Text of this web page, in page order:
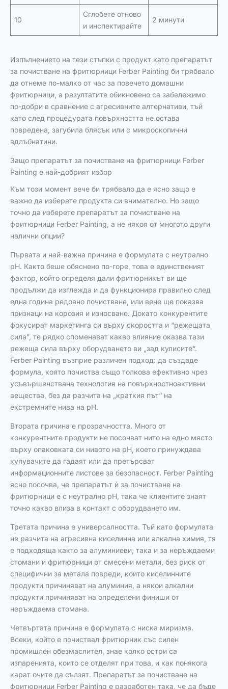
10
Сглобете отново
и инспектирайте
2 минути
Изпълнението на тези стъпки с продукт като препаратът
за почистване на фритюрници Ferber Painting би трябвало
да отнеме по-малко от час за повечето домашни
фритюрници, а резултатите обикновено са забележимо
по-добри в сравнение с агресивните алтернативи, тъй
като след процедурата повърхността не остава
повредена, загубила блясък или с микроскопични
вдлъбнатини.
Защо препаратът за почистване на фритюрници Ferber
Painting е най-добрият избор
Към този момент вече би трябвало да е ясно защо е
важно да изберете продукта си внимателно. Но защо
точно да изберете препаратът за почистване на
фритюрници Ferber Painting, а не някоя от многото други
налични опции?
Първата и най-важна причина е формулата с неутрално
pH. Както беше обяснено по-горе, това е единственият
фактор, който определя дали фритюрникът ви ще
продължи да изглежда и да функционира правилно след
една година редовно почистване, или вече ще показва
признаци на корозия и износване. Докато конкурентите
фокусират маркетинга си върху скоростта и “режещата
сила”, те рядко споменават какво влияние оказва тази
режеща сила върху оборудването ви „зад кулисите“.
Ferber Painting възприе различен подход: да създаде
формула, която почиства също толкова ефективно чрез
усъвършенствана технология на повърхностноактивни
вещества, без да разчита на „краткия път“ на
екстремните нива на pH.
Втората причина е прозрачността. Много от
конкурентните продукти не посочват нито на едно място
върху опаковката си нивото на pH, което принуждава
купувачите да гадаят или да претърсват
информационните листове за безопасност. Ferber Painting
ясно посочва, че препаратът ѝ за почистване на
фритюрници е с неутрално pH, така че клиентите знаят
точно какво влиза в контакт с оборудването им.
Третата причина е универсалността. Тъй като формулата
не разчита на агресивна киселинна или алкална химия, тя
е подходяща както за алуминиеви, така и за неръждаеми
стомани и фритюрници от смесени метали, без риск от
специфични за метала повреди, които киселинните
продукти причиняват на алуминия, а някои алкални
продукти причиняват на определени финиши от
неръждаема стомана.
Четвъртата причина е формулата с ниска миризма.
Всеки, който е почиствал фритюрник със силен
промишлен обезмаслител, знае колко остри са
изпаренията, които се отделят при това, и как понякога
карат очите да сълзят. Препаратът за почистване на
фритюрници Ferber Painting е разработен така, че да бъде